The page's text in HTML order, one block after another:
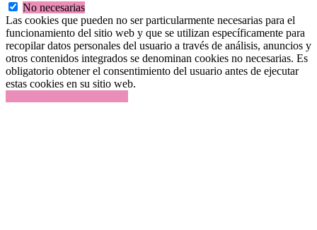
No necesarias
Las cookies que pueden no ser particularmente necesarias para el
funcionamiento del sitio web y que se utilizan específicamente para
recopilar datos personales del usuario a través de análisis, anuncios y
otros contenidos integrados se denominan cookies no necesarias. Es
obligatorio obtener el consentimiento del usuario antes de ejecutar
estas cookies en su sitio web.